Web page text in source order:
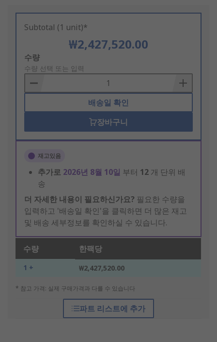
Subtotal (1 unit)*
₩2,427,520.00
Add
to
Basket
수량
수량 선택 또는 입력
배송일 확인
장바구니
재고있음
추가로 2026년 8월 10일 부터 12 개 단위 배
송
더 자세한 내용이 필요하신가요? 필요한 수량을
입력하고 '배송일 확인'을 클릭하면 더 많은 재고
및 배송 세부정보를 확인하실 수 있습니다.
수량 한팩당
1 + ₩2,427,520.00
* 참고 가격: 실제 구매가격과 다를 수 있습니다
파트 리스트에 추가